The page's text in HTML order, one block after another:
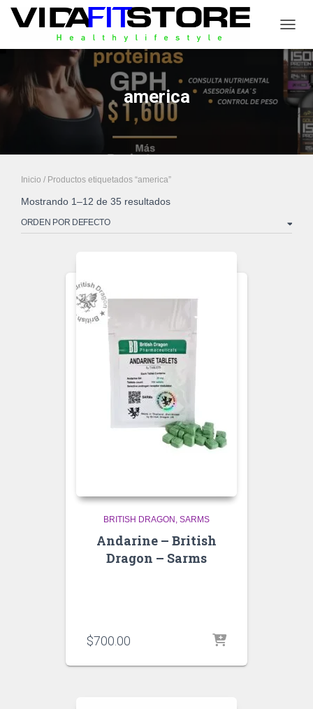
america
Inicio / Productos etiquetados “america”
Mostrando 1–12 de 35 resultados
BRITISH DRAGON SARMS
Andarine – British
Dragon – Sarms
$700.00